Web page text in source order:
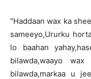
"Haddaan wax ka
sameeyo,Ururku
lo baahan
bilawda,waayo
bilawda,markaa u